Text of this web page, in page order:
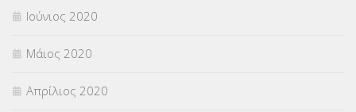
Ιούνιος 2020
Μάιος 2020
Απρίλιος 2020